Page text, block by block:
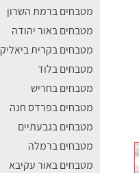
מטבחים ברמת השרון
מטבחים באור יהודה
מטבחים בקרית ביאליק
מטבחים בלוד
מטבחים בחריש
מטבחים בפרדס חנה
מטבחים בגבעתיים
מטבחים ברמלה
מטבחים באור עקיבא